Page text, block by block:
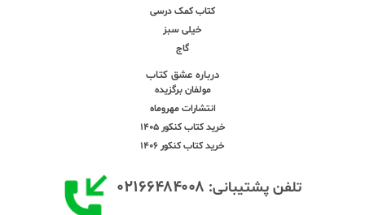
کتاب کمک درسی
خیلی سبز
گاج
درباره عشق کتاب
مولفان برگزیده
انتشارات مهروماه
خرید کتاب کنکور 1405
خرید کتاب کنکور 1406
تلفن پشتیبانی: ۰۲۱۶۶۴۸۴۰۰۸